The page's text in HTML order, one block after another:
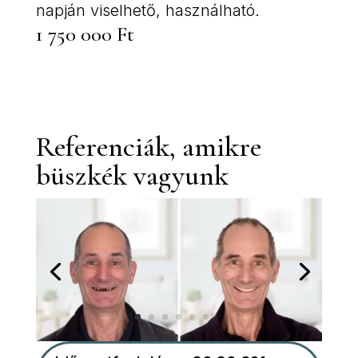
napján viselhető, használható.
1 750 000 Ft
Referenciák, amikre
büszkék vagyunk